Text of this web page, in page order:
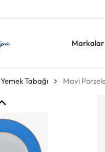
Markalar
Yemek Tabağı Mavi